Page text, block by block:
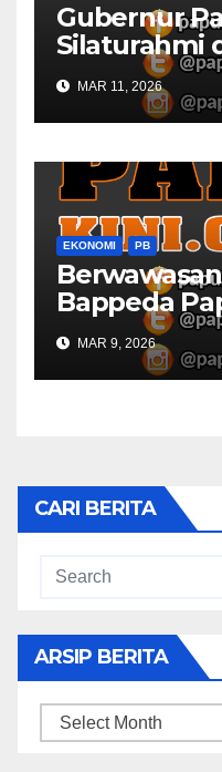
Gubernur
Silaturahmi
Bersama
Mendagri di
MAR 11, 2026
EKONOMI PB
Bappeda
Konsultasi
MAR 9, 2026
CARI BERITA
ARSIP BERITA
ARSIP